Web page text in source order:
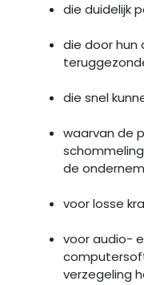
die duidelijk
die door hun
die snel
waarvan de
de
voor losse
voor audio-
verzegeling